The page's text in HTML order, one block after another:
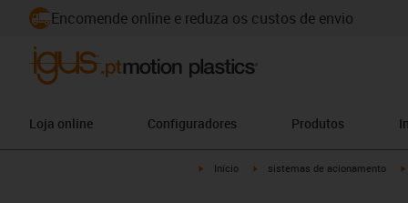
Encomende online e reduza os custos de envio
Loja online Configuradores Produtos
igus-icon-arrow-right
Início igus-icon-arrow-right
sistemas de acionamento